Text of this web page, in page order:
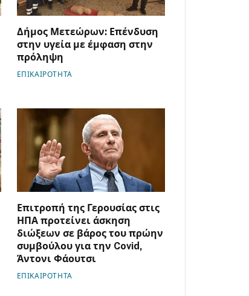
Δήμος Μετεώρων: Επένδυση
στην υγεία με έμφαση στην
πρόληψη
ΕΠΙΚΑΙΡΟΤΗΤΑ
Επιτροπή της Γερουσίας στις
ΗΠΑ προτείνει άσκηση
διώξεων σε βάρος του πρώην
συμβούλου για την Covid,
Άντονι Φάουτσι
ΕΠΙΚΑΙΡΟΤΗΤΑ